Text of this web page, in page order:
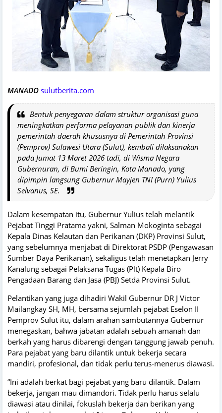
MANADO sulutberita.com
Bentuk penyegaran dalam struktur organisasi guna
meningkatkan performa pelayanan publik dan kinerja
pemerintah daerah khususnya di Pemerintah Provinsi
(Pemprov) Sulawesi Utara (Sulut), kembali dilaksanakan
pada Jumat 13 Maret 2026 tadi, di Wisma Negara
Gubernuran, di Bumi Beringin, Kota Manado, yang
dipimpin langsung Gubernur Mayjen TNI (Purn) Yulius
Selvanus, SE.
Dalam kesempatan itu, Gubernur Yulius telah melantik
Pejabat Tinggi Pratama yakni, Salman Mokoginta sebagai
Kepala Dinas Kelautan dan Perikanan (DKP) Provinsi Sulut,
yang sebelumnya menjabat di Direktorat PSDP (Pengawasan
Sumber Daya Perikanan), sekaligus telah menetapkan Jerry
Kanalung sebagai Pelaksana Tugas (Plt) Kepala Biro
Pengadaan Barang dan Jasa (PBJ) Setda Provinsi Sulut.
Pelantikan yang juga dihadiri Wakil Gubernur DR J Victor
Mailangkay SH, MH, bersama sejumlah pejabat Eselon II
Pemprov Sulut itu, dalam arahan sambutannya Gubernur
menegaskan, bahwa jabatan adalah sebuah amanah dan
berkah yang harus dibarengi dengan tanggung jawab penuh.
Para pejabat yang baru dilantik untuk bekerja secara
mandiri, profesional, dan tidak perlu terus-menerus diawasi.
“Ini adalah berkat bagi pejabat yang baru dilantik. Dalam
bekerja, jangan mau dimandori. Tidak perlu harus selalu
diawasi atau dinilai, fokuslah bekerja dan berikan yang